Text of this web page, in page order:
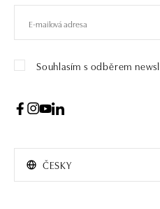
Souhlasím s odběrem
ČESKY